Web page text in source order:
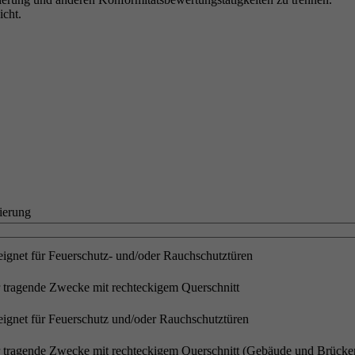
für Feuerschutz- und/oder Rauchschutztüren
Zwecke mit rechteckigem Querschnitt
für Feuerschutz und/oder Rauchschutztüren
Zwecke mit rechteckigem Querschnitt (Gebäude und